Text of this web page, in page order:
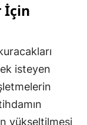
İçin
isteyen
yükseltilmesi